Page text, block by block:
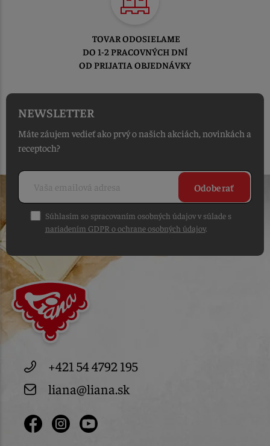
TOVAR ODOSIELAME
DO 1-2 PRACOVNÝCH DNÍ
OD PRIJATIA OBJEDNÁVKY
NEWSLETTER
Máte záujem vedieť ako prvý o našich akciách, novinkách a
receptoch?
Odoberať
Súhlasím so spracovaním osobných údajov v súlade s
nariadením GDPR o ochrane osobných údajov.
+421 54 4792 195
liana@liana.sk